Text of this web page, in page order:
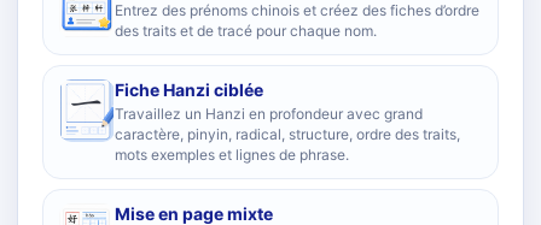
Entrez des prénoms chinois et créez des fiches d’ordre
des traits et de tracé pour chaque nom.
Fiche Hanzi ciblée
Travaillez un Hanzi en profondeur avec grand
caractère, pinyin, radical, structure, ordre des traits,
mots exemples et lignes de phrase.
Mise en page mixte